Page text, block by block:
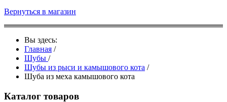
Вернуться в магазин
Вы здесь:
Главная /
Шубы /
Шубы из рыси и камышового кота /
Шуба из меха камышового кота
Каталог товаров